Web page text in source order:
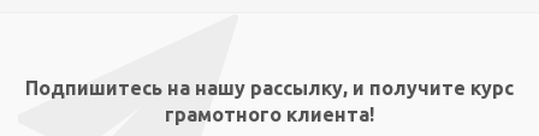
Подпишитесь на нашу рассылку, и получите курс
грамотного клиента!